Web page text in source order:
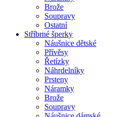
Brože
Soupravy
Ostatní
Stříbrné šperky
Náušnice dětské
Přívěsy
Řetízky
Náhrdelníky
Prsteny
Náramky
Brože
Soupravy